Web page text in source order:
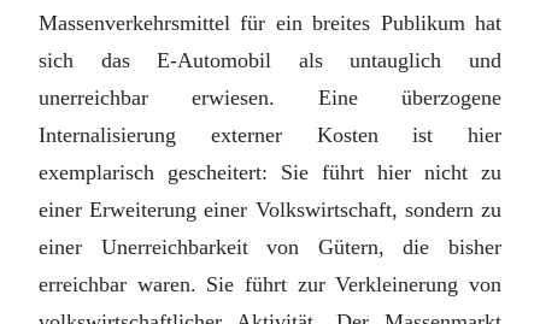
Massenverkehrsmittel für ein breites Publikum hat
sich das E-Automobil als untauglich und
unerreichbar erwiesen. Eine überzogene
Internalisierung externer Kosten ist hier
exemplarisch gescheitert: Sie führt hier nicht zu
einer Erweiterung einer Volkswirtschaft, sondern zu
einer Unerreichbarkeit von Gütern, die bisher
erreichbar waren. Sie führt zur Verkleinerung von